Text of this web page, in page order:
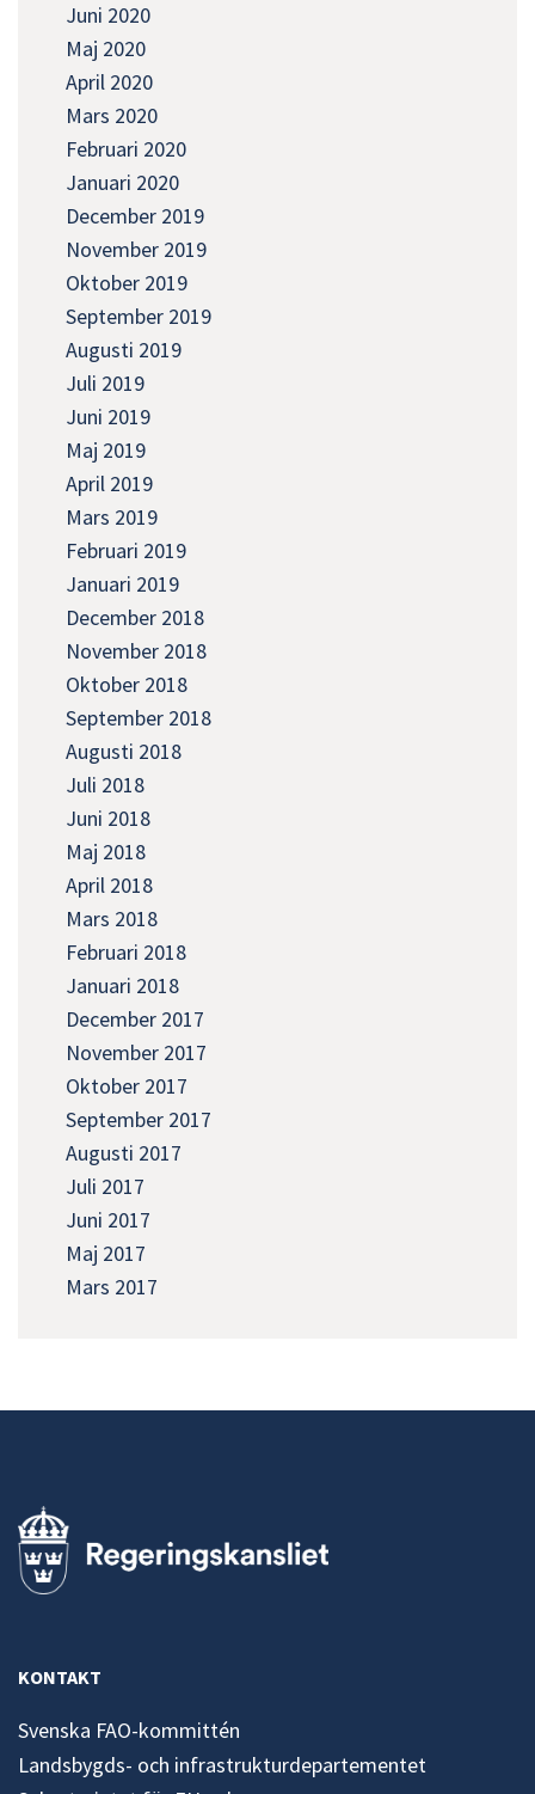
Juni 2020
Maj 2020
April 2020
Mars 2020
Februari 2020
Januari 2020
December 2019
November 2019
Oktober 2019
September 2019
Augusti 2019
Juli 2019
Juni 2019
Maj 2019
April 2019
Mars 2019
Februari 2019
Januari 2019
December 2018
November 2018
Oktober 2018
September 2018
Augusti 2018
Juli 2018
Juni 2018
Maj 2018
April 2018
Mars 2018
Februari 2018
Januari 2018
December 2017
November 2017
Oktober 2017
September 2017
Augusti 2017
Juli 2017
Juni 2017
Maj 2017
Mars 2017
KONTAKT
Svenska FAO-kommittén
Landsbygds- och infrastrukturdepartementet